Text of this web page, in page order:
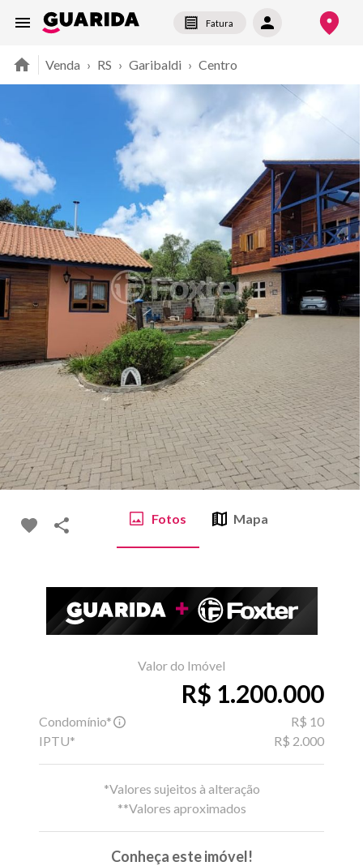
Fatura
Venda › RS › Garibaldi › Centro
Fotos Mapa
Valor do Imóvel
R$ 1.200.000
Condomínio*
R$ 10
IPTU*
R$ 2.000
*Valores sujeitos à alteração
**Valores aproximados
Conheça este imóvel!